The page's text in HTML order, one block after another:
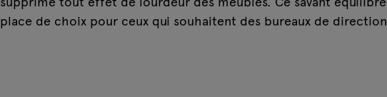
place de choix pour ceux qui souhaitent des bureaux de